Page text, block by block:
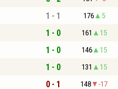
1 - 1 176 5
1 - 0 161 15
1 - 0 146 15
1 - 0 131 15
0 - 1 148 -17